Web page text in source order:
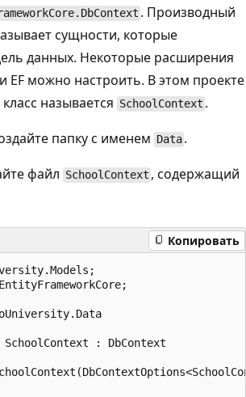
. Производный
сущности, которые
данных. Некоторые расширения
EF можно настроить. В этом проекте
называется SchoolContext .
папку с именем Data .
файл SchoolContext , содержащий
Копировать
SchoolContext : DbContext